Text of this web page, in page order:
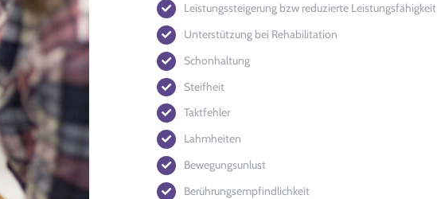
Leistungssteigerung bzw reduzierte Leistungsfähigkeit
Unterstützung bei Rehabilitation
Schonhaltung
Steifheit
Taktfehler
Lahmheiten
Bewegungsunlust
Berührungsempfindlichkeit